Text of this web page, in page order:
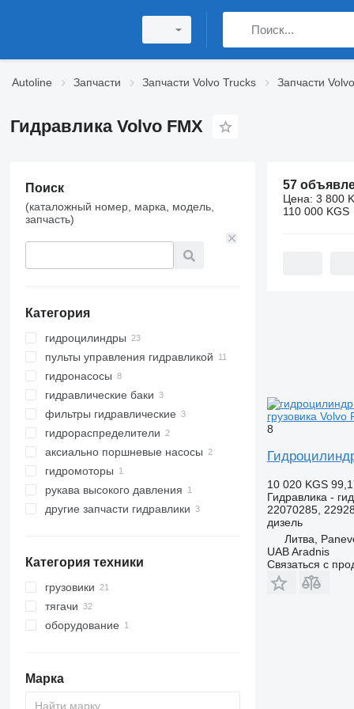
Autoline Запчасти Запчасти Volvo Trucks Запчасти
Гидравлика Volvo FMX
Поиск
(каталожный номер, марка, модель,
запчасть)
Категория
гидроцилиндры
пульты управления гидравликой
гидронасосы
гидравлические баки
фильтры гидравлические
гидрораспределители
аксиально поршневые насосы
гидромоторы
рукава высокого давления
другие запчасти гидравлики
Категория техники
грузовики
тягачи
оборудование
Марка
57
Цена: 3 800
110 000 KGS
грузовика Volvo
8
10 020 KGS
Гидравлика -
22070285,
дизель
Литва,
UAB Aradnis
Связаться с